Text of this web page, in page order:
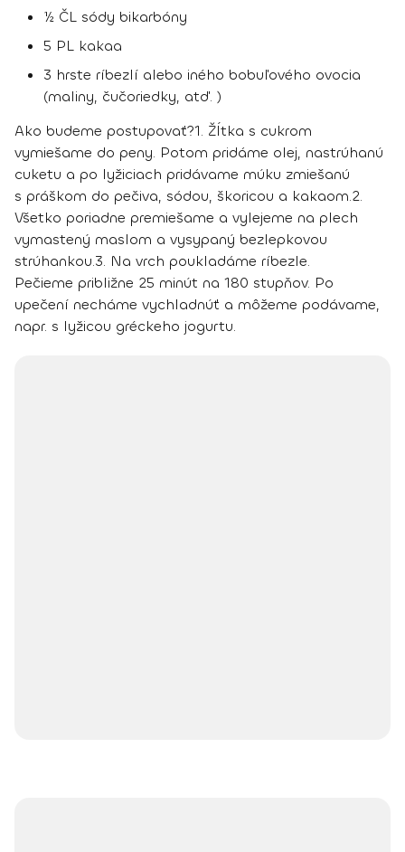
½ ČL sódy bikarbóny
5 PL kakaa
3 hrste ríbezlí alebo iného bobuľového ovocia
(maliny, čučoriedky, atď. )
Ako budeme postupovať?1. Žĺtka s cukrom
vymiešame do peny. Potom pridáme olej, nastrúhanú
cuketu a po lyžiciach pridávame múku zmiešanú
s práškom do pečiva, sódou, škoricou a kakaom.2.
Všetko poriadne premiešame a vylejeme na plech
vymastený maslom a vysypaný bezlepkovou
strúhankou.3. Na vrch poukladáme ríbezle.
Pečieme približne 25 minút na 180 stupňov. Po
upečení necháme vychladnúť a môžeme podávame,
napr. s lyžicou gréckeho jogurtu.